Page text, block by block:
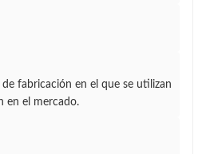
fabricación en el que se utilizan
en el mercado.